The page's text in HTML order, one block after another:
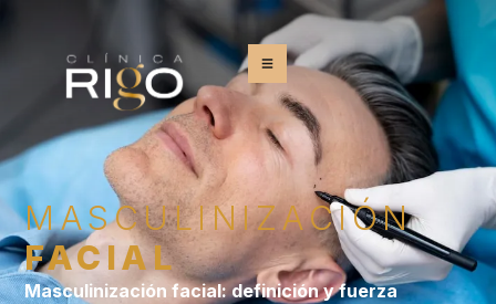
MASCULINIZACIÓN
FACIAL
Masculinización facial: definición y fuerza